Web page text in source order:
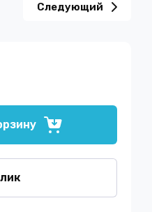
Следующий